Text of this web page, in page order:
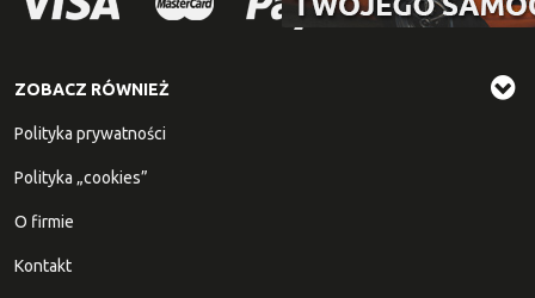
ZOBACZ RÓWNIEŻ
Polityka prywatności
Polityka „cookies”
O firmie
Kontakt